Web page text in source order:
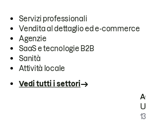
Servizi professionali
Vendita al dettaglio ed e-commerce
Agenzie
SaaS e tecnologie B2B
Sanità
Attività locale
Vedi tutti i settori